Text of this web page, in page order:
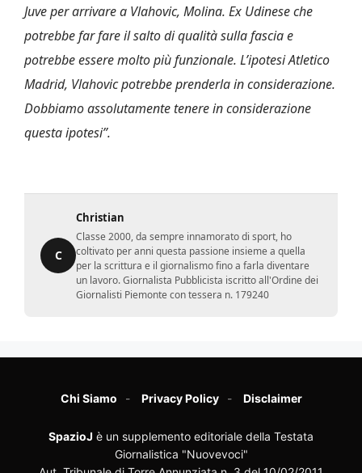
Juve per arrivare a Vlahovic, Molina. Ex Udinese che
potrebbe far fare il salto di qualità sulla fascia e
potrebbe essere molto più funzionale. L’ipotesi Atletico
Madrid, Vlahovic potrebbe prenderla in considerazione.
Dobbiamo assolutamente tenere in considerazione
questa ipotesi”.
C
Christian
Classe 2000, da sempre innamorato di sport, ho
coltivato per anni questa passione insieme a quella
per la scrittura e il giornalismo fino a farla diventare
un lavoro. Giornalista Pubblicista iscritto all'Ordine dei
Giornalisti Piemonte con tessera n. 179240
Chi Siamo Privacy Policy Disclaimer
SpazioJ è un supplemento editoriale della Testata
Giornalistica "Nuovevoci"